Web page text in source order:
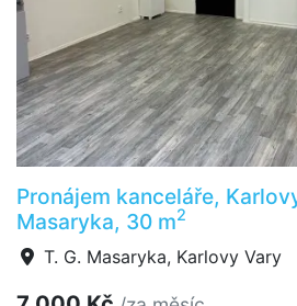
Pronájem kanceláře,
Masaryka, 30 m2
T. G. Masaryka, Karlovy Vary